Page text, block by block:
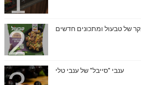
של טבעול ומתכונים חדשים
ענבי "סייבל" של ענבי טלי